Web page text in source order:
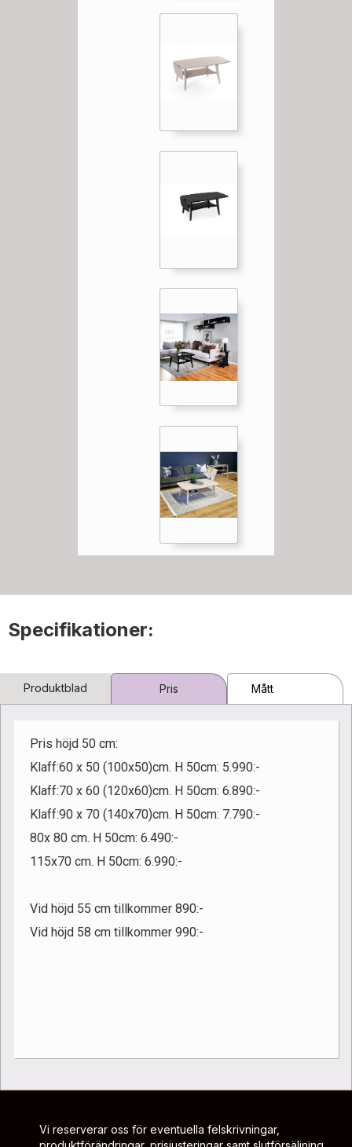
Specifikationer:
Produktblad Pris Mått
Pris höjd 50 cm:
Klaff:60 x 50 (100x50)cm. H 50cm: 5.990:-
Klaff:70 x 60 (120x60)cm. H 50cm: 6.890:-
Klaff:90 x 70 (140x70)cm. H 50cm: 7.790:-
80x 80 cm. H 50cm: 6.490:-
115x70 cm. H 50cm: 6.990:-
Vid höjd 55 cm tillkommer 890:-
Vid höjd 58 cm tillkommer 990:-
Vi reserverar oss för eventuella felskrivningar,